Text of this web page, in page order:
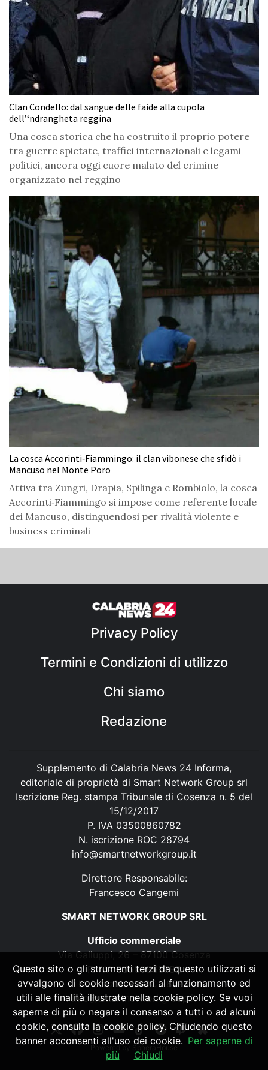
Clan Condello: dal sangue delle faide alla cupola
dell’‘ndrangheta reggina
Una cosca storica che ha costruito il proprio potere
tra guerre spietate, traffici internazionali e legami
politici, ancora oggi cuore malato del crimine
organizzato nel reggino
La cosca Accorinti‑Fiammingo: il clan vibonese che sfidò i
Mancuso nel Monte Poro
Attiva tra Zungri, Drapia, Spilinga e Rombiolo, la cosca
Accorinti‑Fiammingo si impose come referente locale
dei Mancuso, distinguendosi per rivalità violente e
business criminali
Privacy Policy
Termini e Condizioni di utilizzo
Chi siamo
Redazione
Supplemento di Calabria News 24 Informa,
editoriale di proprietà di Smart Network Group srl
Iscrizione Reg. stampa Tribunale di Cosenza n. 5 del
15/12/2017
P. IVA 03500860782
N. iscrizione ROC 28794
info@smartnetworkgroup.it
Direttore Responsabile:
Francesco Cangemi
SMART NETWORK GROUP SRL
Ufficio commerciale
Via Galluppi, 26 – 87100 Cosenza
P. IVA 03500860782
N. iscrizione ROC 28794
info@smartnetworkgroup.it
Powered by SpheraHouse
Questo sito o gli strumenti terzi da questo utilizzati si
avvalgono di cookie necessari al funzionamento ed
utili alle finalità illustrate nella cookie policy. Se vuoi
saperne di più o negare il consenso a tutti o ad alcuni
cookie, consulta la cookie policy. Chiudendo questo
banner acconsenti all'uso dei cookie. Per saperne di
più
Chiudi